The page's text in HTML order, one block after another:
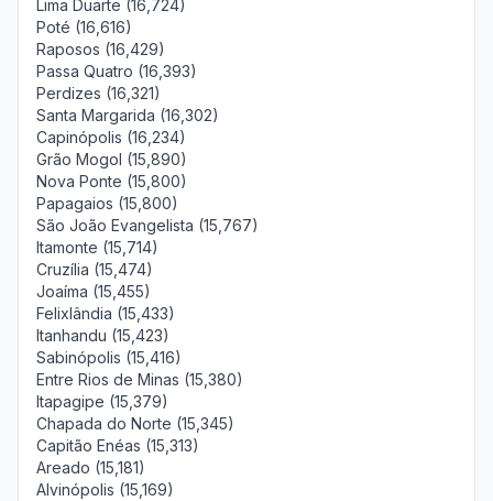
Lima Duarte (16,724)
Poté (16,616)
Raposos (16,429)
Passa Quatro (16,393)
Perdizes (16,321)
Santa Margarida (16,302)
Capinópolis (16,234)
Grão Mogol (15,890)
Nova Ponte (15,800)
Papagaios (15,800)
São João Evangelista (15,767)
Itamonte (15,714)
Cruzília (15,474)
Joaíma (15,455)
Felixlândia (15,433)
Itanhandu (15,423)
Sabinópolis (15,416)
Entre Rios de Minas (15,380)
Itapagipe (15,379)
Chapada do Norte (15,345)
Capitão Enéas (15,313)
Areado (15,181)
Alvinópolis (15,169)